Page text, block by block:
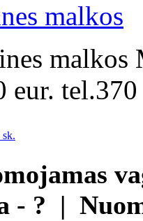
malkos
malkos
eur.
sk.
- ? |